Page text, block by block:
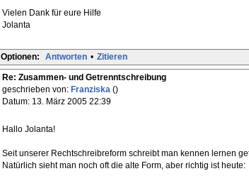
Vielen Dank für eure Hilfe
Jolanta
Optionen: Antworten • Zitieren
Re: Zusammen- und Getrenntschreibung
geschrieben von: Franziska ()
Datum: 13. März 2005 22:39
Hallo Jolanta!
Seit unserer Rechtschreibreform schreibt man kennen lernen
Natürlich sieht man noch oft die alte Form, aber richtig ist heute: